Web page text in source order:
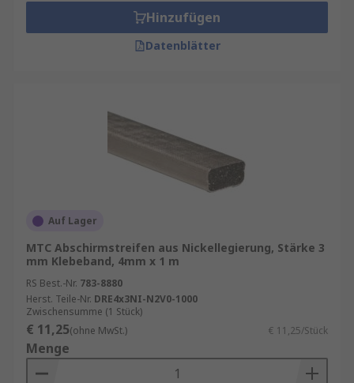
Hinzufügen
Datenblätter
Auf Lager
MTC Abschirmstreifen aus Nickellegierung, Stärke 3
mm Klebeband, 4mm x 1 m
RS Best.-Nr. 783-8880
Herst. Teile-Nr. DRE4x3NI-N2V0-1000
Zwischensumme (1 Stück)
€ 11,25(ohne MwSt.) € 11,25/Stück
Menge